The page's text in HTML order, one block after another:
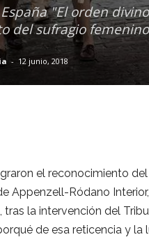
"El orden
del sufragio
- 12 junio, 2018
el reconocimiento
Appenzell-Ródano
tras la intervención del
de esa reticencia y